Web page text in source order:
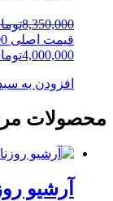
8,350,000
قیمت اصلی 8,350,000تومان بود.
4,000,000تومان است.
افزودن به
محصولات
آرشیو